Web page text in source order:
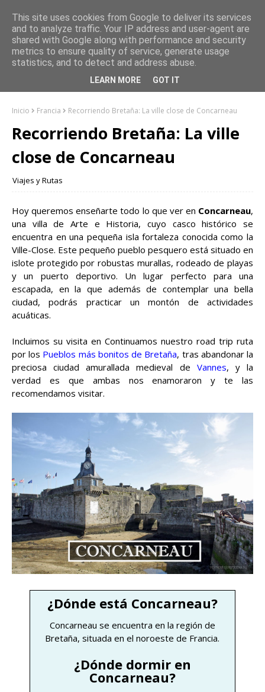
Inicio Francia Recorriendo Bretaña: La ville close de Concarneau
Recorriendo Bretaña: La ville
close de Concarneau
Viajes y Rutas
Hoy queremos enseñarte todo lo que ver en Concarneau,
una villa de Arte e Historia, cuyo casco histórico se
encuentra en una pequeña isla fortaleza conocida como la
Ville-Close. Este pequeño pueblo pesquero está situado en
islote protegido por robustas murallas, rodeado de playas
y un puerto deportivo. Un lugar perfecto para una
escapada, en la que además de contemplar una bella
ciudad, podrás practicar un montón de actividades
acuáticas.
Incluimos su visita en Continuamos nuestro road trip ruta
por los Pueblos más bonitos de Bretaña, tras abandonar la
preciosa ciudad amurallada medieval de Vannes, y la
verdad es que ambas nos enamoraron y te las
recomendamos visitar.
¿Dónde está Concarneau?
Concarneau se encuentra en la región de
Bretaña, situada en el noroeste de Francia.
¿Dónde dormir en
Concarneau?
This site uses cookies from Google to deliver its services
and to analyze traffic. Your IP address and user-agent are
shared with Google along with performance and security
metrics to ensure quality of service, generate usage
statistics, and to detect and address abuse.
LEARN MORE GOT IT